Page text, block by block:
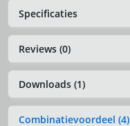
Specificaties
Reviews (0)
Downloads (1)
Combinatievoordeel (4)